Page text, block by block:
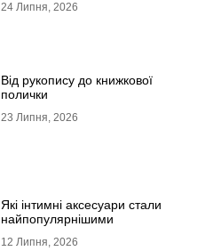
24 Липня, 2026
Від рукопису до книжкової
полички
23 Липня, 2026
Які інтимні аксесуари стали
найпопулярнішими
12 Липня, 2026